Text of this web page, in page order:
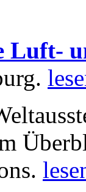
Luft-